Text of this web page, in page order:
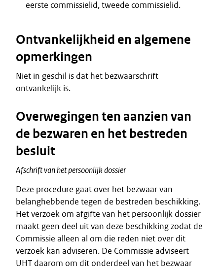
eerste commissielid, tweede commissielid.
Ontvankelijkheid en algemene
opmerkingen
Niet in geschil is dat het bezwaarschrift
ontvankelijk is.
Overwegingen ten aanzien van
de bezwaren en het bestreden
besluit
Afschrift van het persoonlijk dossier
Deze procedure gaat over het bezwaar van
belanghebbende tegen de bestreden beschikking.
Het verzoek om afgifte van het persoonlijk dossier
maakt geen deel uit van deze beschikking zodat de
Commissie alleen al om die reden niet over dit
verzoek kan adviseren. De Commissie adviseert
UHT daarom om dit onderdeel van het bezwaar